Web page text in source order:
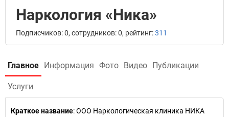
Наркология «Ника»
Подписчиков: 0, сотрудников: 0, рейтинг:311
Главное Информация Фото Видео Публикации
Услуги
Краткое название:ООО Наркологическая клиника НИКА